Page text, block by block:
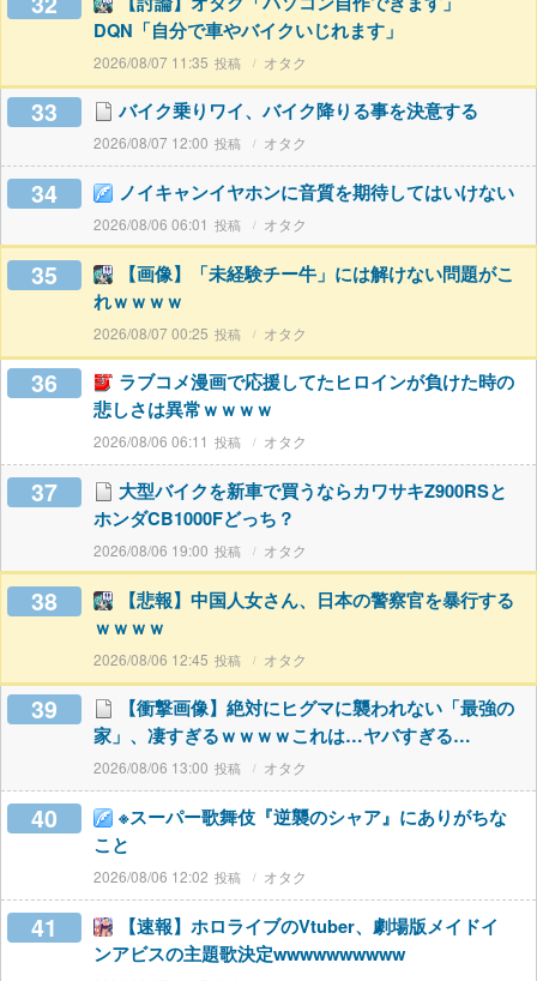
DQN「自分で車やバイクいじれます」
2026/08/07 11:35 オタク
33 バイク乗りワイ、バイク降りる事を決意する
2026/08/07 12:00 オタク
34 ノイキャンイヤホンに音質を期待してはいけない
2026/08/06 06:01 オタク
35
【画像】「未経験チー牛」には解けない問題がこ
れｗｗｗｗ
2026/08/07 00:25 オタク
36
ラブコメ漫画で応援してたヒロインが負けた時の
悲しさは異常ｗｗｗｗ
2026/08/06 06:11 オタク
37
大型バイクを新車で買うならカワサキZ900RSと
ホンダCB1000Fどっち？
2026/08/06 19:00 オタク
38
【悲報】中国人女さん、日本の警察官を暴行する
ｗｗｗｗ
2026/08/06 12:45 オタク
39
【衝撃画像】絶対にヒグマに襲われない「最強の
家」、凄すぎるｗｗｗｗこれは…ヤバすぎる…
2026/08/06 13:00 オタク
40
※スーパー歌舞伎『逆襲のシャア』にありがちな
こと
2026/08/06 12:02 オタク
41
【速報】ホロライブのVtuber、劇場版メイドイ
ンアビスの主題歌決定wwwwwwwwww